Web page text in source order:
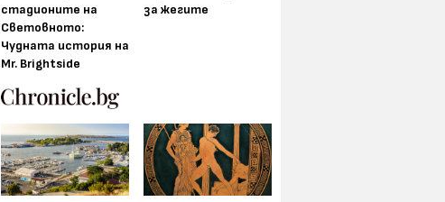
стадионите на
Световното:
Чудната история на
Mr. Brightside
за жегите